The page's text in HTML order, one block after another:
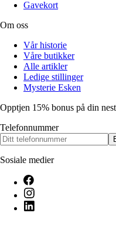
Gavekort
Om oss
Vår historie
Våre butikker
Alle artikler
Ledige stillinger
Mysterie Esken
Opptjen 15% bonus på din
Telefonnummer
Sosiale medier